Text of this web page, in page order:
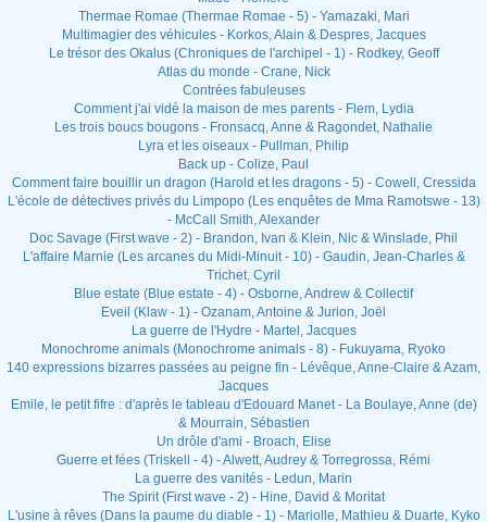
Thermae Romae (Thermae Romae - 5) - Yamazaki, Mari
Multimagier des véhicules - Korkos, Alain & Despres, Jacques
Le trésor des Okalus (Chroniques de l'archipel - 1) - Rodkey, Geoff
Atlas du monde - Crane, Nick
Contrées fabuleuses
Comment j'ai vidé la maison de mes parents - Flem, Lydia
Les trois boucs bougons - Fronsacq, Anne & Ragondet, Nathalie
Lyra et les oiseaux - Pullman, Philip
Back up - Colize, Paul
Comment faire bouillir un dragon (Harold et les dragons - 5) - Cowell, Cressida
L'école de détectives privés du Limpopo (Les enquêtes de Mma Ramotswe - 13)
- McCall Smith, Alexander
Doc Savage (First wave - 2) - Brandon, Ivan & Klein, Nic & Winslade, Phil
L'affaire Marnie (Les arcanes du Midi-Minuit - 10) - Gaudin, Jean-Charles &
Trichet, Cyril
Blue estate (Blue estate - 4) - Osborne, Andrew & Collectif
Eveil (Klaw - 1) - Ozanam, Antoine & Jurion, Joël
La guerre de l'Hydre - Martel, Jacques
Monochrome animals (Monochrome animals - 8) - Fukuyama, Ryoko
140 expressions bizarres passées au peigne fin - Lévêque, Anne-Claire & Azam,
Jacques
Emile, le petit fifre : d'après le tableau d'Edouard Manet - La Boulaye, Anne (de)
& Mourrain, Sébastien
Un drôle d'ami - Broach, Elise
Guerre et fées (Triskell - 4) - Alwett, Audrey & Torregrossa, Rémi
La guerre des vanités - Ledun, Marin
The Spirit (First wave - 2) - Hine, David & Moritat
L'usine à rêves (Dans la paume du diable - 1) - Mariolle, Mathieu & Duarte, Kyko